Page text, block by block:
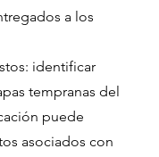
a los
identificar
tempranas del
puede
asociados con